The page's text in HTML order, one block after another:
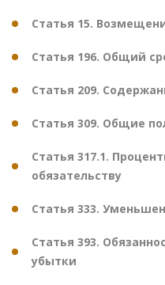
Статья 15.
Статья 196. Общий
Статья 209.
Статья 309. Общие
Статья 317.1.
обязательству
Статья 333.
Статья 393.
убытки